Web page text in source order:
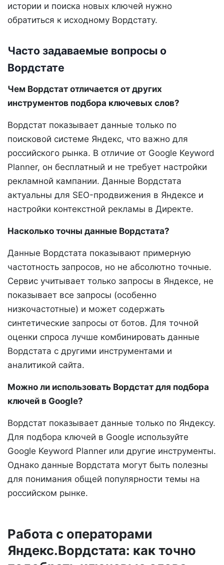
истории и поиска новых ключей нужно
обратиться к исходному Вордстату.
Часто задаваемые вопросы о
Вордстате
Чем Вордстат отличается от других
инструментов подбора ключевых слов?
Вордстат показывает данные только по
поисковой системе Яндекс, что важно для
российского рынка. В отличие от Google Keyword
Planner, он бесплатный и не требует настройки
рекламной кампании. Данные Вордстата
актуальны для SEO-продвижения в Яндексе и
настройки контекстной рекламы в Директе.
Насколько точны данные Вордстата?
Данные Вордстата показывают примерную
частотность запросов, но не абсолютно точные.
Сервис учитывает только запросы в Яндексе, не
показывает все запросы (особенно
низкочастотные) и может содержать
синтетические запросы от ботов. Для точной
оценки спроса лучше комбинировать данные
Вордстата с другими инструментами и
аналитикой сайта.
Можно ли использовать Вордстат для подбора
ключей в Google?
Вордстат показывает данные только по Яндексу.
Для подбора ключей в Google используйте
Google Keyword Planner или другие инструменты.
Однако данные Вордстата могут быть полезны
для понимания общей популярности темы на
российском рынке.
Работа с операторами
Яндекс.Вордстата: как точно